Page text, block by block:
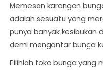
Memesan karangan
adalah sesuatu yang
punya banyak kesibukan
demi mengantar bunga
Pilihlah toko bunga yang